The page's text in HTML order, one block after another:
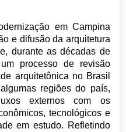
em Campina
e difusão da arquitetura
durante as décadas de
processo de revisão
arquitetônica no Brasil
regiões do país,
externos com os
tecnológicos e
em estudo. Refletindo